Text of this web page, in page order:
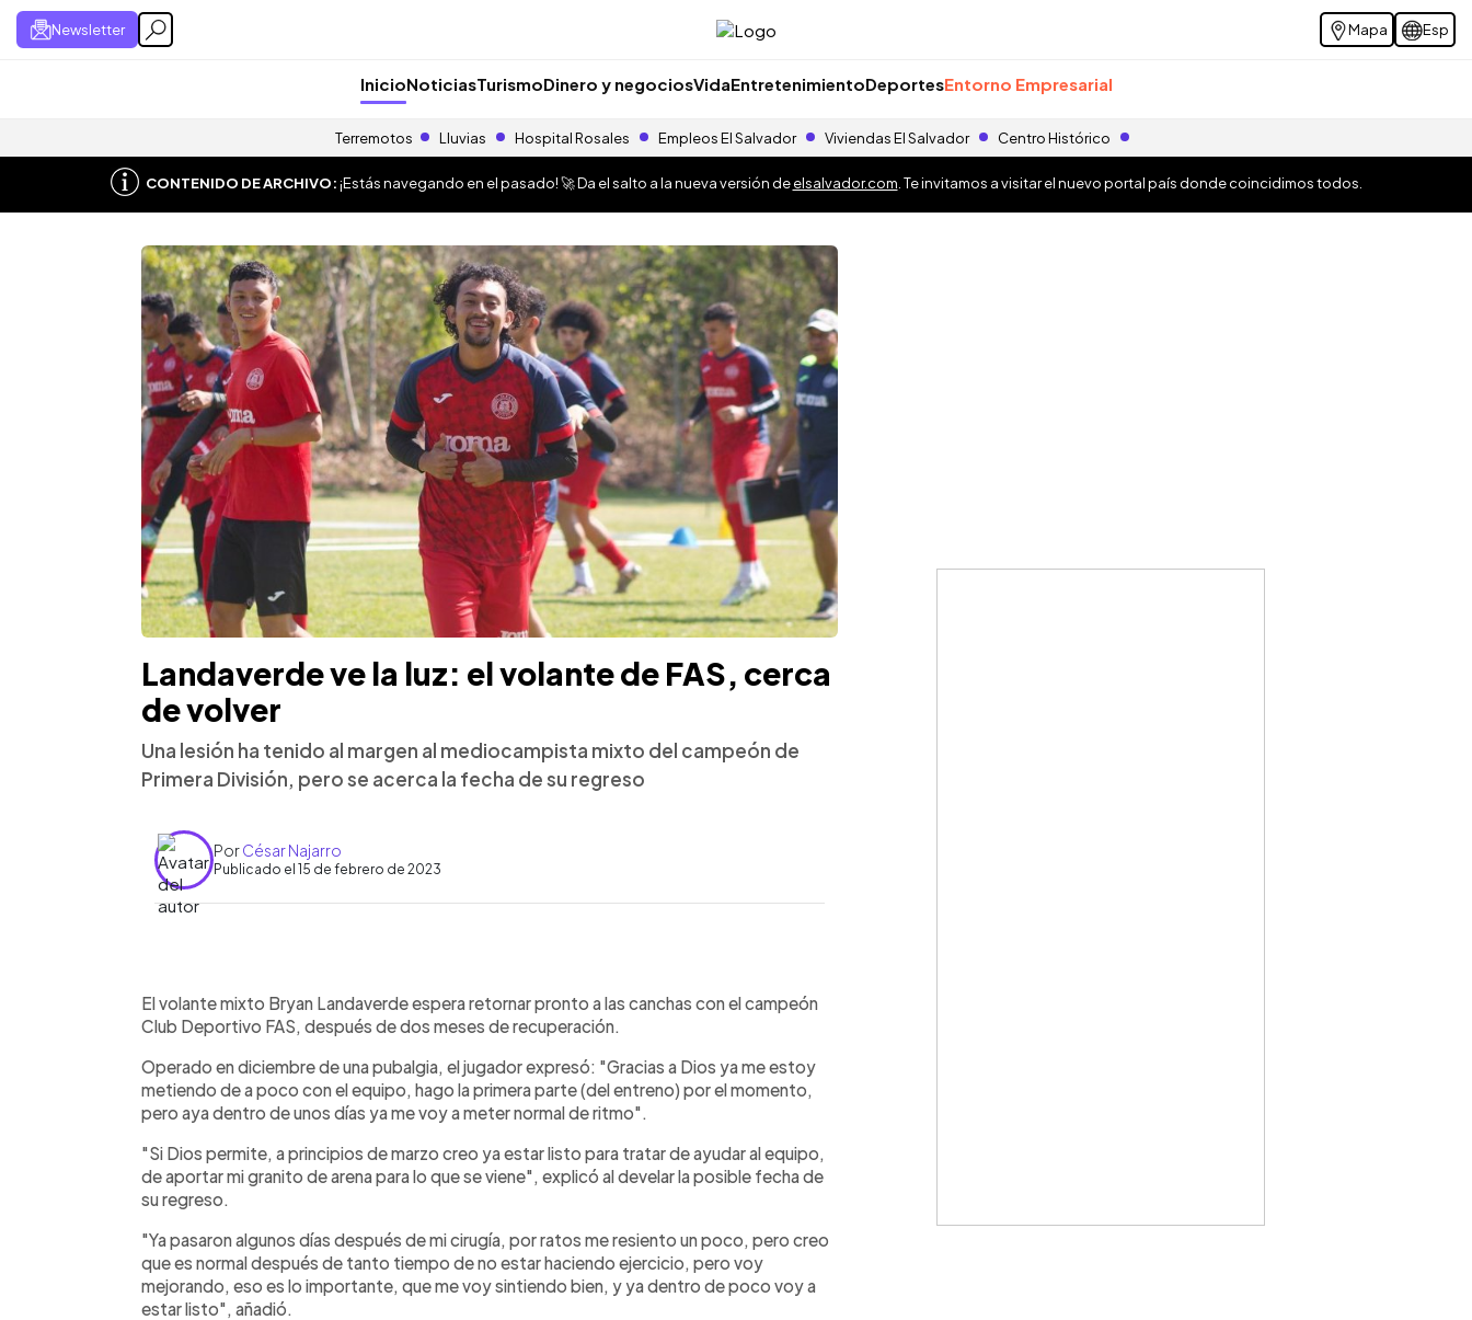
Newsletter Mapa Esp
InicioNoticiasTurismoDinero y negociosVidaEntretenimientoDeportesEntorno Empresarial
Terremotos Lluvias Hospital Rosales Empleos El Salvador Viviendas El Salvador Centro Histórico
CONTENIDO DE ARCHIVO:¡Estás navegando en el pasado! 🚀 Da el salto a la nueva versión deelsalvador.com . Te invitamos a visitar el nuevo portal país donde coincidimos todos.
Landaverde ve la luz: el volante de FAS, cerca
de volver
Una lesión ha tenido al margen al mediocampista mixto del campeón de
Primera División, pero se acerca la fecha de su regreso
PorCésar Najarro
Publicado el 15 de febrero de 2023
Escuchar artículo
El volante mixto Bryan Landaverde espera retornar pronto a las canchas con el campeón
Club Deportivo FAS, después de dos meses de recuperación.
Operado en diciembre de una pubalgia, el jugador expresó: "Gracias a Dios ya me estoy
metiendo de a poco con el equipo, hago la primera parte (del entreno) por el momento,
pero aya dentro de unos días ya me voy a meter normal de ritmo".
"Si Dios permite, a principios de marzo creo ya estar listo para tratar de ayudar al equipo,
de aportar mi granito de arena para lo que se viene", explicó al develar la posible fecha de
su regreso.
"Ya pasaron algunos días después de mi cirugía, por ratos me resiento un poco, pero creo
que es normal después de tanto tiempo de no estar haciendo ejercicio, pero voy
mejorando, eso es lo importante, que me voy sintiendo bien, y ya dentro de poco voy a
estar listo", añadió.